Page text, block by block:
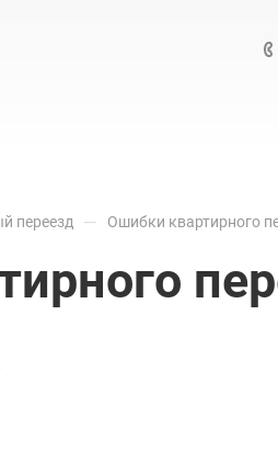
переезд — Ошибки квартирного